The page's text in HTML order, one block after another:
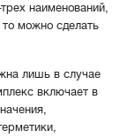
наименований,
можно сделать
лишь в случае
включает в